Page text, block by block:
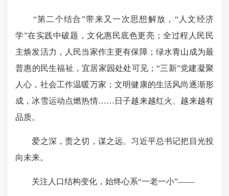
“第二个结合”带来又一次思想解放，“人文经济
学”在实践中破题，文化惠民底色更亮；全过程人民民
主焕发活力，人民当家作主更有保障；绿水青山成为最
普惠的民生福祉，宜居家园处处可见；“三新”党建凝聚
人心，社会工作温暖万家；文明健康的生活风尚逐渐形
成，冰雪运动点燃热情……日子越来越红火、越来越有
品质。
爱之深，责之切，谋之远。习近平总书记把目光投
向未来。
关注人口结构变化，始终心系“一老一小”——